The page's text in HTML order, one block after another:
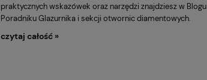
praktycznych wskazówek oraz narzędzi znajdziesz w Blogu
Poradniku Glazurnika i sekcjiotwornic diamentowych.
czytaj całość »